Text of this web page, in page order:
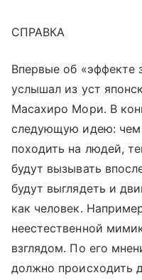
СПРАВКА
Впервые об
услышал из уст
Масахиро Мори. В
следующую идею: чем
походить на людей,
будут вызывать
будут выглядеть и
как человек.
неестественной
взглядом. По его
должно происходить